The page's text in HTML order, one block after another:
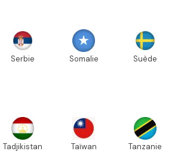
Serbie Somalie Suède
Tadjikistan Taïwan Tanzanie